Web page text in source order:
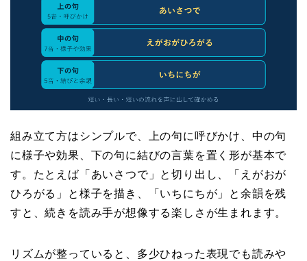
組み立て方はシンプルで、上の句に呼びかけ、中の句
に様子や効果、下の句に結びの言葉を置く形が基本で
す。たとえば「あいさつで」と切り出し、「えがおが
ひろがる」と様子を描き、「いちにちが」と余韻を残
すと、続きを読み手が想像する楽しさが生まれます。
リズムが整っていると、多少ひねった表現でも読みや